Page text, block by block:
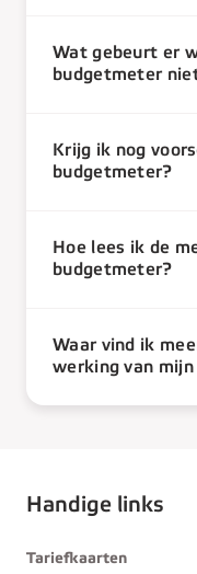
Wat gebeurt er
budgetmeter
Krijg ik nog
budgetmeter?
Hoe lees ik de
budgetmeter?
Waar vind ik
werking van
Handige links
Tariefkaarten